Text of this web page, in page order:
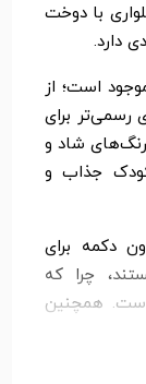
با دوخت
دارد.
است؛ از
رسمی‌تر برای
شاد و
کودک جذاب و
دکمه برای
چرا که
همچنین
استفاده در